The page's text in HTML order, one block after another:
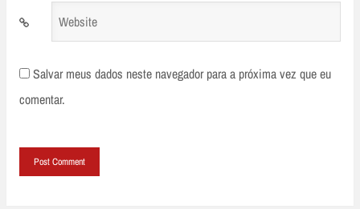
Website
Salvar meus dados neste navegador para a próxima vez que eu
comentar.